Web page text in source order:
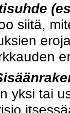
siitä,
yksi tai